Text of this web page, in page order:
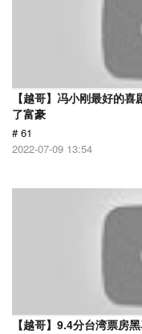
【越哥】冯小刚最好的
了富豪
# 61
2022-07-09 13:54
【越哥】9.4分台湾票房